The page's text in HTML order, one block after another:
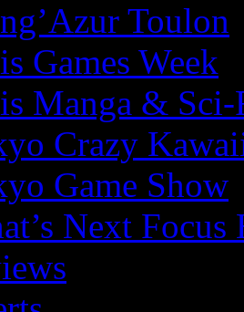
Toulon
Games Week
Manga &
Crazy
Game Show
Next